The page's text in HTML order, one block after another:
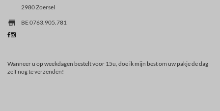
2980 Zoersel
 BE 0763.905.781
Wanneer u op weekdagen bestelt voor 15u, doe ik mijn best om uw pakje de dag
zelf nog te verzenden!